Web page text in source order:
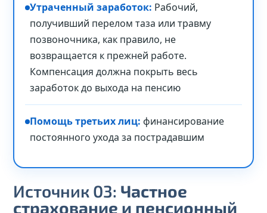
Утраченный заработок: Рабочий,
получивший перелом таза или травму
позвоночника, как правило, не
возвращается к прежней работе.
Компенсация должна покрыть весь
заработок до выхода на пенсию
Помощь третьих лиц: финансирование
постоянного ухода за пострадавшим
Источник 03: Частное
страхование и пенсионный